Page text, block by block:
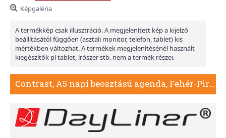
Képgaléria
A termékkép csak illusztráció. A megjelenített kép a kijelző
beállításától függően (asztali monitor, telefon, tablet) kis
mértékben változhat. A termékek megjelenítésénél használt
kiegészítők pl tablet, írószer stb. nem a termék részei.
Contrast, A5 napi beosztású agenda, Fehér-Piros